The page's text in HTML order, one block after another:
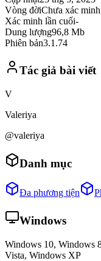
Vòng đờiChưa xác minh
Xác minh lần cuối-
Dung lượng96,8 Mb
Phiên bản3.1.74
Tác giả bài viết
V
Valeriya
@valeriya
Danh mục
Đa phương tiện
Windows
Windows 10, Windows
Vista, Windows XP